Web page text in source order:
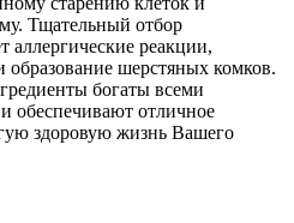
Тщательный отбор
аллергические реакции,
шерстяных комков.
богаты всеми
обеспечивают отличное
здоровую жизнь Вашего